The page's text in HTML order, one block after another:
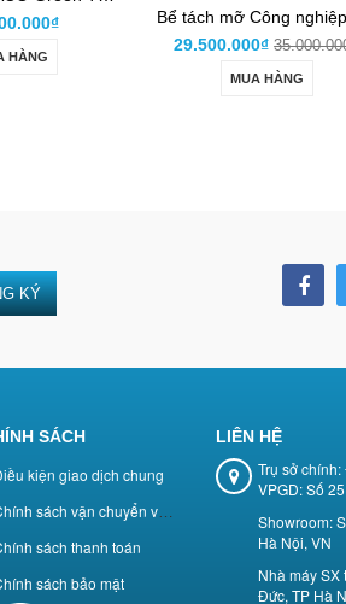
HÀNG
29.500.000₫
MUA HÀNG
KÝ
SÁCH
kiện giao dịch chung
sách vận chuyển và giao nhận
sách thanh toán
sách bảo mật
LIÊN HỆ
Trụ sở
VPGD: Số
Showroom:
Hà Nội, VN
Nhà máy
Đức, TP Hà